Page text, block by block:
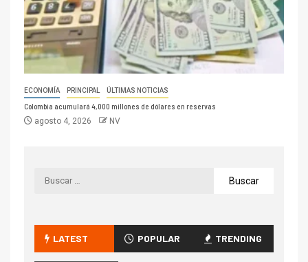
ECONOMÍA PRINCIPAL ÚLTIMAS NOTICIAS
Colombia acumulará 4,000 millones de dólares en reservas
agosto 4, 2026 NV
LATEST POPULAR TRENDING